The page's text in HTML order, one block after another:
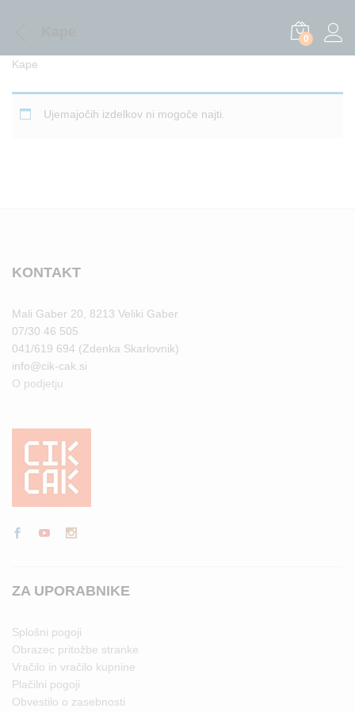
0
Kape
Ujemajočih izdelkov ni mogoče najti.
KONTAKT
Mali Gaber 20, 8213 Veliki Gaber
07/30 46 505
041/619 694 (Zdenka Skarlovnik)
info@cik-cak.si
O podjetju
ZA UPORABNIKE
Splošni pogoji
Obrazec pritožbe stranke
Vračilo in vračilo kupnine
Plačilni pogoji
Obvestilo o zasebnosti